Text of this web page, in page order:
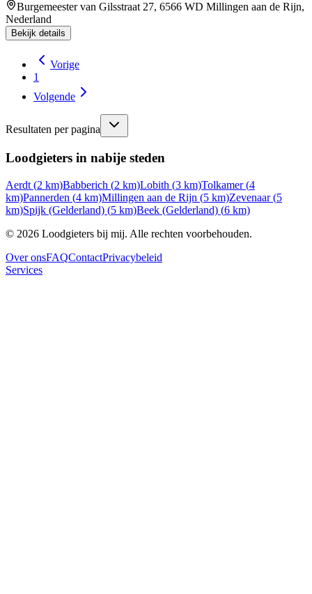
Burgemeester van Gilsstraat 27, 6566 WD Millingen aan de Rijn,
Nederland
Bekijk details
Vorige
1
Volgende
Resultaten per pagina
Loodgieters in nabije steden
Aerdt (2 km)Babberich (2 km)Lobith (3 km)Tolkamer(4
km)Pannerden (4 km)Millingen aan de Rijn (5 km)Zevenaar(5
km)Spijk (Gelderland) (5 km)Beek (Gelderland) (6 km)
© 2026 Loodgieters bij mij. Alle rechten voorbehouden.
Over onsFAQContactPrivacybeleid
Services